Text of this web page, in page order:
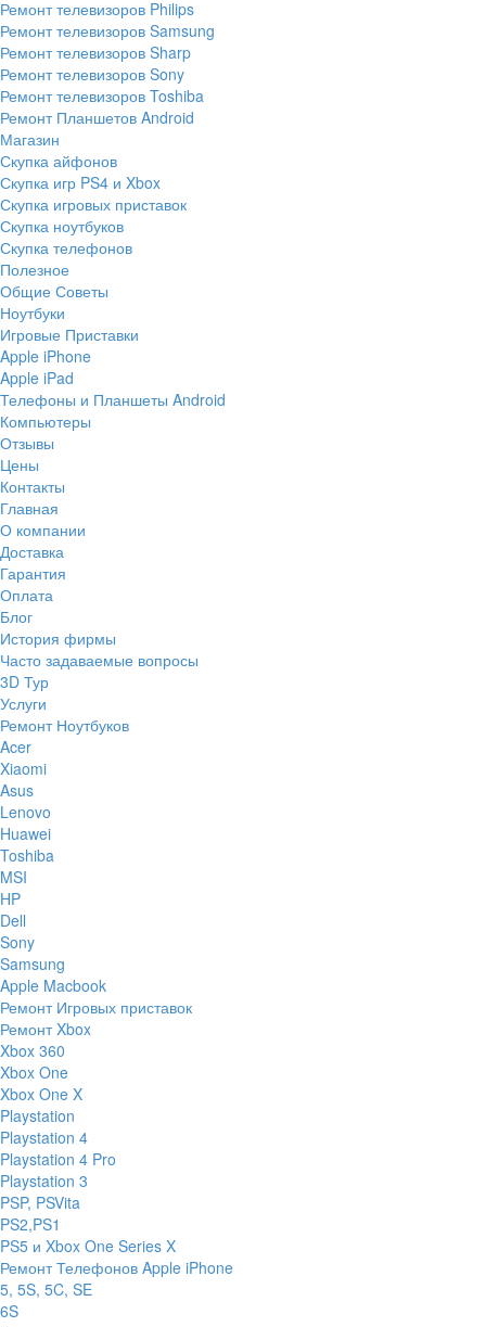
Ремонт телевизоров Philips
Ремонт телевизоров Samsung
Ремонт телевизоров Sharp
Ремонт телевизоров Sony
Ремонт телевизоров Toshiba
Ремонт Планшетов Android
Магазин
Скупка айфонов
Скупка игр PS4 и Xbox
Скупка игровых приставок
Скупка ноутбуков
Скупка телефонов
Полезное
Общие Советы
Ноутбуки
Игровые Приставки
Apple iPhone
Apple iPad
Телефоны и Планшеты Android
Компьютеры
Отзывы
Цены
Контакты
Главная
О компании
Доставка
Гарантия
Оплата
Блог
История фирмы
Часто задаваемые вопросы
3D Тур
Услуги
Ремонт Ноутбуков
Acer
Xiaomi
Asus
Lenovo
Huawei
Toshiba
MSI
HP
Dell
Sony
Samsung
Apple Macbook
Ремонт Игровых приставок
Ремонт Xbox
Xbox 360
Xbox One
Xbox One X
Playstation
Playstation 4
Playstation 4 Pro
Playstation 3
PSP, PSVita
PS2,PS1
PS5 и Xbox One Series X
Ремонт Телефонов Apple iPhone
5, 5S, 5C, SE
6S